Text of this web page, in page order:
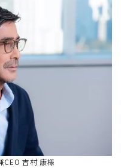
CEO 吉村 康様